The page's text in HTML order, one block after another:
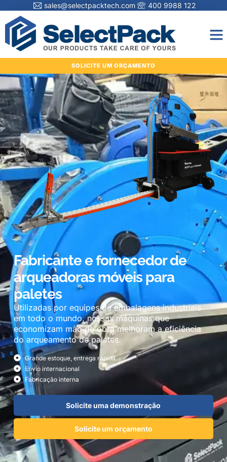
sales@selectpacktech.com 400 9988 122
SOLICITE UM ORÇAMENTO
Fabricante e fornecedor de
arqueadoras móveis para
paletes
Utilizadas por equipes de embalagens industriais
em todo o mundo, nossas máquinas que
economizam mão de obra melhoram a eficiência
do arqueamento de paletes.
Grande estoque, entrega rápida.
Envio internacional
Fabricação interna
Solicite uma demonstração
Solicite um orçamento